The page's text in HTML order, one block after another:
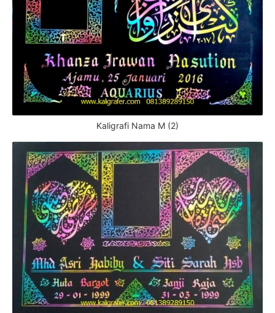
Kaligrafi Nama M (2)